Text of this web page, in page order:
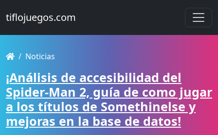
tiflojuegos.com
Noticias
¡Análisis de accesibilidad del
Spider-Man 2, guía de como jugar
a los títulos de Somethinelse y
mejoras en la base de datos!